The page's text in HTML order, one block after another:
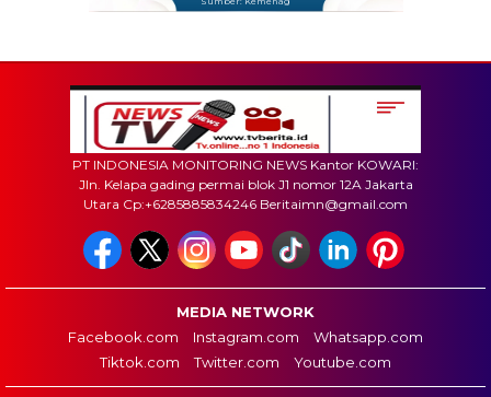
PT INDONESIA MONITORING NEWS Kantor KOWARI:
Jln. Kelapa gading permai blok J1 nomor 12A Jakarta
Utara Cp:+6285885834246 Beritaimn@gmail.com
MEDIA NETWORK
Facebook.com
Instagram.com
Whatsapp.com
Tiktok.com
Twitter.com Youtube.com